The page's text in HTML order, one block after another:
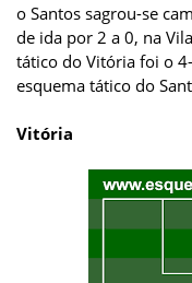
o Santos sagrou-se
de ida por 2 a 0, na
tático do Vitória foi o
esquema tático do
Vitória